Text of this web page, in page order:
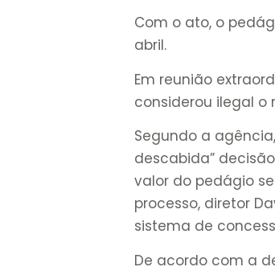
Com o ato, o
abril.
Em reunião
considerou ilegal o
Segundo a
descabida”
valor do pedágio
processo, diretor
sistema de
De acordo com a